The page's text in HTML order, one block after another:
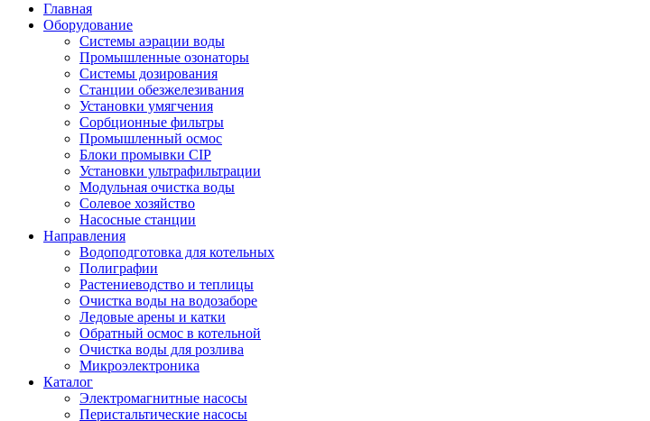
Главная
Оборудование
Системы аэрации воды
Промышленные озонаторы
Системы дозирования
Станции обезжелезивания
Установки умягчения
Сорбционные фильтры
Промышленный осмос
Блоки промывки CIP
Установки ультрафильтрации
Модульная очистка воды
Солевое хозяйство
Насосные станции
Направления
Водоподготовка для котельных
Полиграфии
Растениеводство и теплицы
Очистка воды на водозаборе
Ледовые арены и катки
Обратный осмос в котельной
Очистка воды для розлива
Микроэлектроника
Каталог
Электромагнитные насосы
Перистальтические насосы